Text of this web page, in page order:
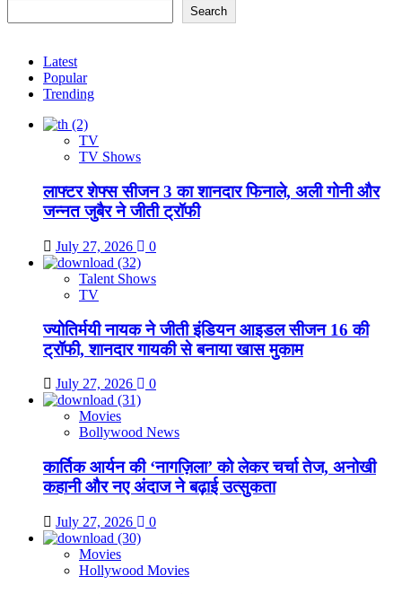
Search
Latest
Popular
Trending
TV
TV Shows
लाफ्टर शेफ्स सीजन 3 का शानदार फिनाले, अली गोनी और
जन्नत जुबैर ने जीती ट्रॉफी
July 27, 2026 0
Talent Shows
TV
ज्योतिर्मयी नायक ने जीती इंडियन आइडल सीजन 16 की
ट्रॉफी, शानदार गायकी से बनाया खास मुकाम
July 27, 2026 0
Movies
Bollywood News
कार्तिक आर्यन की ‘नागज़िला’ को लेकर चर्चा तेज, अनोखी
कहानी और नए अंदाज ने बढ़ाई उत्सुकता
July 27, 2026 0
Movies
Hollywood Movies